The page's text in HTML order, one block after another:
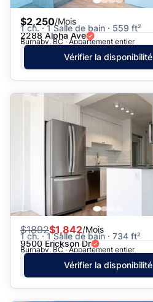
$2,250/Mois
1 ch. · 1 Salle de bain · 559 ft²
2288 Alpha Ave
Burnaby, BC · Appartement entier
Vérifier la disponibilité
$1892$1,842/Mois
1 ch. · 1 Salle de bain · 734 ft²
9500 Erickson Dr
Burnaby, BC · Appartement entier
Vérifier la disponibilité